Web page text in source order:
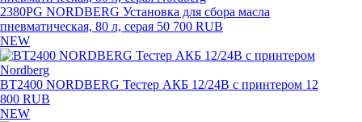
2380PG NORDBERG Установка для сбора масла
пневматическая, 80 л, серая 50 700 RUB
NEW
BT2400 NORDBERG Тестер АКБ 12/24В с принтером 12
800 RUB
NEW